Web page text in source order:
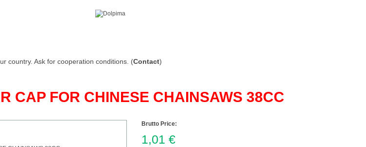
country. Ask for cooperation conditions. (Contact)
CAP FOR CHINESE CHAINSAWS 38CC
Brutto Price:
1,01 €